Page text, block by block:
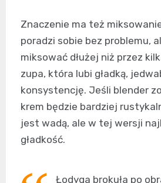
Znaczenie ma też
poradzi sobie bez problemu,
miksować dłużej niż przez
zupa, która lubi gładką,
konsystencję. Jeśli blender
krem będzie bardziej
jest wadą, ale w tej wersji
gładkość.
Łodyga brokuła po